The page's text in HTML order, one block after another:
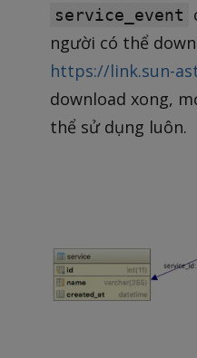
service_event
người có thể
https://link.sun-
download xong,
thể sử dụng luôn.